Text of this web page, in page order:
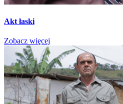
Akt łaski
Zobacz więcej